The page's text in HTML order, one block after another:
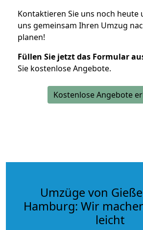
Kontaktieren Sie uns noch heute
uns gemeinsam Ihren Umzug
planen!
Füllen Sie jetzt das Formular
Sie kostenlose Angebote.
Kostenlose Angebote
Umzüge von
Hamburg: Wir
leicht